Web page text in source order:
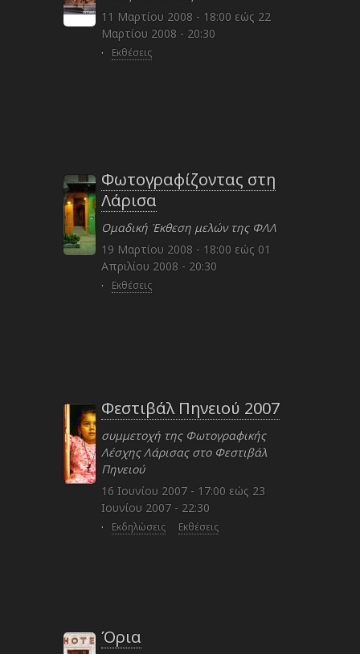
11 Μαρτίου 2008 - 18:00 εώς 22
Μαρτίου 2008 - 20:30
· Εκθέσεις
Φωτογραφίζοντας στη
Λάρισα
Ομαδική Έκθεση μελών της ΦΛΛ
19 Μαρτίου 2008 - 18:00 εώς 01
Απριλίου 2008 - 20:30
· Εκθέσεις
Φεστιβάλ Πηνειού 2007
συμμετοχή της Φωτογραφικής
Λέσχης Λάρισας στο Φεστιβάλ
Πηνειού
16 Ιουνίου 2007 - 17:00 εώς 23
Ιουνίου 2007 - 22:30
· Εκδηλώσεις Εκθέσεις
Όρια